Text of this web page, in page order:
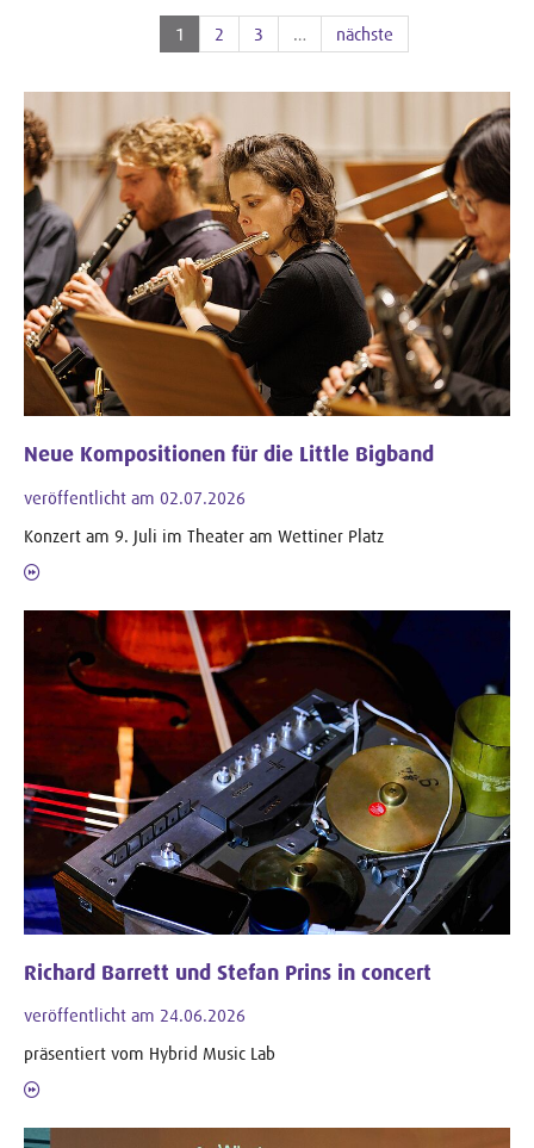
1 2 3 … nächste
Neue Kompositionen für die Little Bigband
veröffentlicht am 02.07.2026
Konzert am 9. Juli im Theater am Wettiner Platz
Richard Barrett und Stefan Prins in concert
veröffentlicht am 24.06.2026
präsentiert vom Hybrid Music Lab